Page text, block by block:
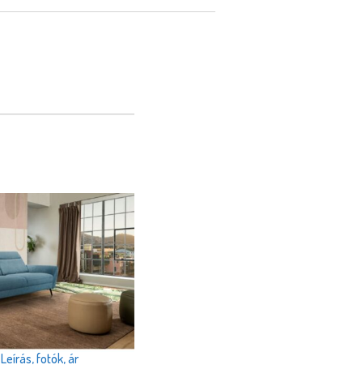
Leírás, fotók, ár